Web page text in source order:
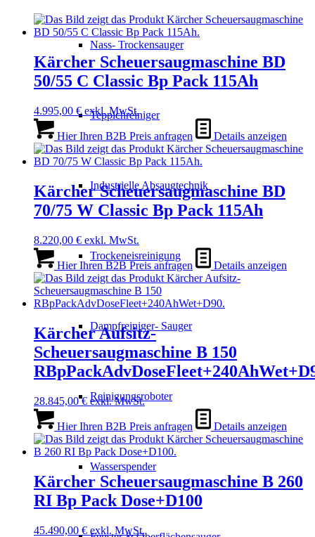
Nass- Trockensauger
Teppichreiniger
Industrielle Absaugtechnik
Trockeneisreinigung
Dampfreiniger- Sauger
Reinigungsroboter
Wasserspender
Kärcher Scheuersaugmaschine BD
50/55 C Classic Bp Pack 115Ah
4.995,00 € exkl. MwSt.
Hier Ihren B2B Preis anfragen Details anzeigen
Kärcher Scheuersaugmaschine BD
70/75 W Classic Bp Pack 115Ah
8.220,00 € exkl. MwSt.
Hier Ihren B2B Preis anfragen Details anzeigen
Kärcher Aufsitz-
Scheuersaugmaschine B 150
28.845,00€ exkl. MwSt.
Hier Ihren B2B Preis anfragen Details anzeigen
Kärcher Scheuersaugmaschine B 260
RI Bp Pack Dose+D100
45.490,00 € exkl. MwSt.